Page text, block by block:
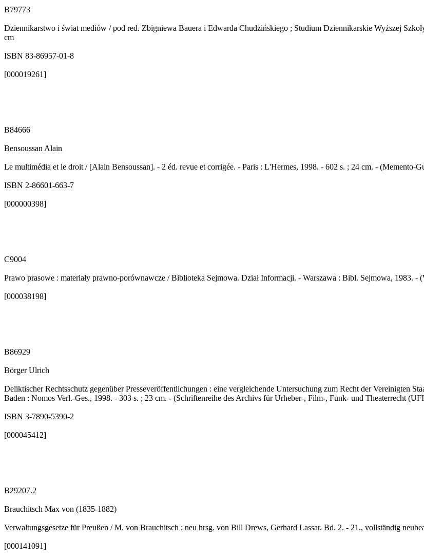
B79773
Dziennikarstwo i świat mediów / pod red. Zbigniewa Bauera i Edwarda Chudzińskiego ; Studium Dziennikarskie Wyższej
cm
ISBN 83-86957-01-8
[000019261]
B84666
Bensoussan Alain
Le multimédia et le droit / [Alain Bensoussan]. - 2 éd. revue et corrigée. - Paris : L'Hermes, 1998. - 602 s. ; 24 cm. - (Memento-
ISBN 2-86601-663-7
[000000398]
C9004
Prawo prasowe : materiały prawno-porównawcze / Biblioteka Sejmowa. Dział Informacji. - Warszawa : Bibl. Sejmowa, 1983. -
[000038198]
B86929
Börger Ulrich
Deliktischer Rechtsschutz gegenüber Presseveröffentlichungen : eine vergleichende Untersuchung zum Recht der Vereinigten
Baden : Nomos Verl.-Ges., 1998. - 303 s. ; 23 cm. - (Schriftenreihe des Archivs für Urheber-, Film-, Funk- und Theaterrecht
ISBN 3-7890-5390-2
[000045412]
B29207.2
Brauchitsch Max von (1835-1882)
Verwaltungsgesetze für Preußen / M. von Brauchitsch ; neu hrsg. von Bill Drews, Gerhard Lassar. Bd. 2. - 21., vollständig
[000141091]